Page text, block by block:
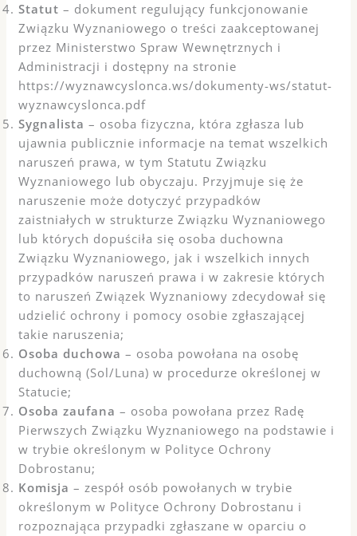
Statut – dokument regulujący funkcjonowanie
Związku Wyznaniowego o treści zaakceptowanej
przez Ministerstwo Spraw Wewnętrznych i
Administracji i dostępny na stronie
https://wyznawcyslonca.ws/dokumenty-ws/statut-
wyznawcyslonca.pdf
Sygnalista – osoba fizyczna, która zgłasza lub
ujawnia publicznie informacje na temat wszelkich
naruszeń prawa, w tym Statutu Związku
Wyznaniowego lub obyczaju. Przyjmuje się że
naruszenie może dotyczyć przypadków
zaistniałych w strukturze Związku Wyznaniowego
lub których dopuściła się osoba duchowna
Związku Wyznaniowego, jak i wszelkich innych
przypadków naruszeń prawa i w zakresie których
to naruszeń Związek Wyznaniowy zdecydował się
udzielić ochrony i pomocy osobie zgłaszającej
takie naruszenia;
Osoba duchowa – osoba powołana na osobę
duchowną (Sol/Luna) w procedurze określonej w
Statucie;
Osoba zaufana – osoba powołana przez Radę
Pierwszych Związku Wyznaniowego na podstawie i
w trybie określonym w Polityce Ochrony
Dobrostanu;
Komisja – zespół osób powołanych w trybie
określonym w Polityce Ochrony Dobrostanu i
rozpoznająca przypadki zgłaszane w oparciu o